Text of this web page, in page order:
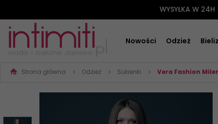
WYSYŁKA W 24H
Nowości Odzież
Strona główna Odzież Sukienki Vera Fashion